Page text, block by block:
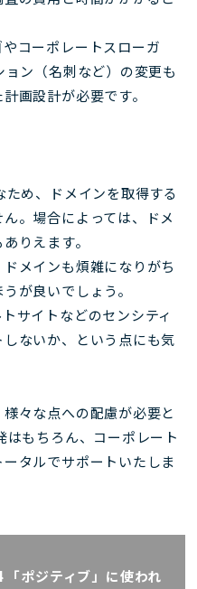
コーポレートスローガ
ン（名刺など）の変更も
画設計が必要です。
め、ドメインを取得する
。場合によっては、ドメ
りえます。
メインも煩雑になりがち
が良いでしょう。
サイトなどのセンシティ
ないか、という点にも気
々な点への配慮が必要と
もちろん、コーポレート
タルでサポートいたしま
ポジティブ」に使われ